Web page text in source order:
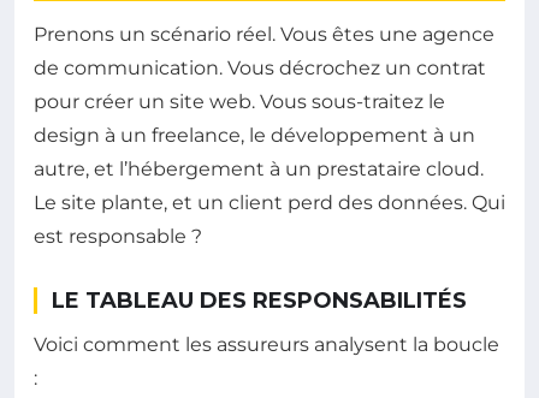
Prenons un scénario réel. Vous êtes une agence
de communication. Vous décrochez un contrat
pour créer un site web. Vous sous-traitez le
design à un freelance, le développement à un
autre, et l’hébergement à un prestataire cloud.
Le site plante, et un client perd des données. Qui
est responsable ?
LE TABLEAU DES RESPONSABILITÉS
Voici comment les assureurs analysent la boucle
: